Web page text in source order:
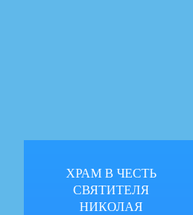
ХРАМ В ЧЕСТЬ
СВЯТИТЕЛЯ
НИКОЛАЯ